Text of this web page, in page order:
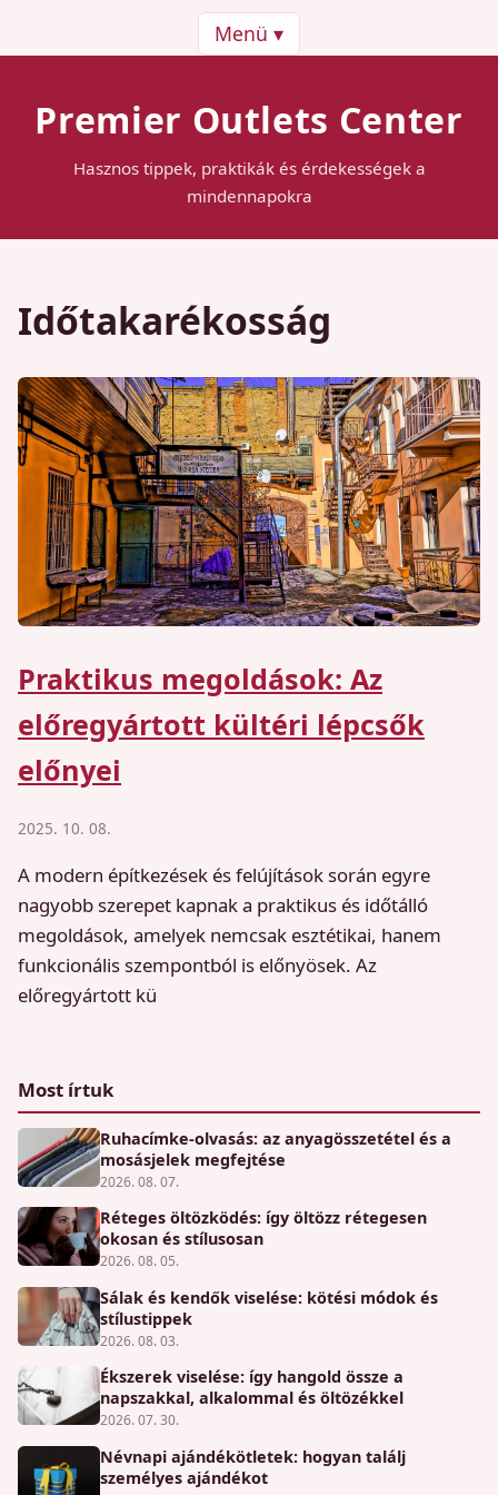
Menü ▾
Premier Outlets Center
Hasznos tippek, praktikák és érdekességek a
mindennapokra
Időtakarékosság
Praktikus megoldások: Az
előregyártott kültéri lépcsők
előnyei
2025. 10. 08.
A modern építkezések és felújítások során egyre
nagyobb szerepet kapnak a praktikus és időtálló
megoldások, amelyek nemcsak esztétikai, hanem
funkcionális szempontból is előnyösek. Az
előregyártott kü
Most írtuk
Ruhacímke-olvasás: az anyagösszetétel és a
mosásjelek megfejtése
2026. 08. 07.
Réteges öltözködés: így öltözz rétegesen
okosan és stílusosan
2026. 08. 05.
Sálak és kendők viselése: kötési módok és
stílustippek
2026. 08. 03.
Ékszerek viselése: így hangold össze a
napszakkal, alkalommal és öltözékkel
2026. 07. 30.
Névnapi ajándékötletek: hogyan találj
személyes ajándékot